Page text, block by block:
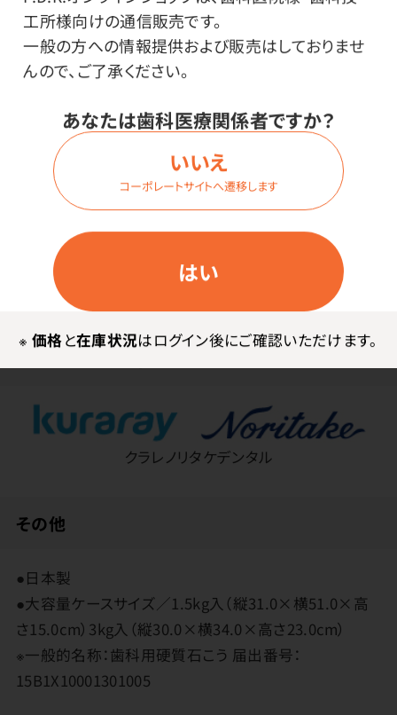
工所様向けの通信販売です。
一般の方への情報提供および販売はしておりませ
んので、ご了承ください。
あなたは歯科医療関係者ですか？
はい
いいえ
コーポレートサイトへ遷移します
※ 価格と在庫状況はログイン後にご確認いただけます。
商品詳細
レジン配合で切削時に欠けにくい超硬石こうです。
クラレノリタケデンタル
その他
●日本製
●大容量ケースサイズ／1.5kg入（縦31.0×横51.0×高
さ15.0cm）3kg入（縦30.0×横34.0×高さ23.0cm）
※一般的名称：歯科用硬質石こう 届出番号：
15B1X10001301005